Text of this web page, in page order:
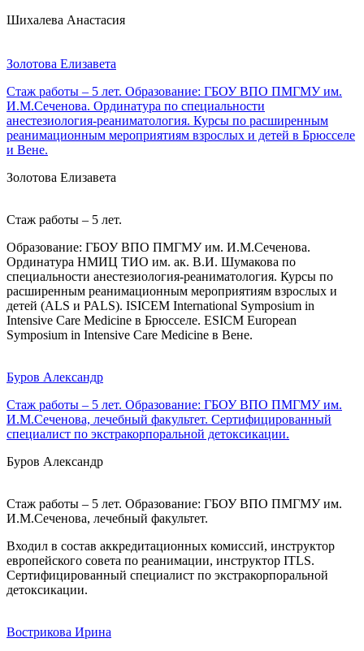
Шихалева Анастасия
Золотова Елизавета
Стаж работы – 5 лет. Образование: ГБОУ ВПО ПМГМУ им.
И.М.Сеченова. Ординатура по специальности
анестезиология-реаниматология. Курсы по расширенным
реанимационным мероприятиям взрослых и детей в Брюсселе
и Вене.
Золотова Елизавета
Стаж работы – 5 лет.
Образование: ГБОУ ВПО ПМГМУ им. И.М.Сеченова.
Ординатура НМИЦ ТИО им. ак. В.И. Шумакова по
специальности анестезиология-реаниматология. Курсы по
расширенным реанимационным мероприятиям взрослых и
детей (ALS и PALS). ISICEM International Symposium in
Intensive Care Medicine в Брюсселе. ESICM European
Symposium in Intensive Care Medicine в Вене.
Буров Александр
Стаж работы – 5 лет. Образование: ГБОУ ВПО ПМГМУ им.
И.М.Сеченова, лечебный факультет. Сертифицированный
специалист по экстракорпоральной детоксикации.
Буров Александр
Стаж работы – 5 лет. Образование: ГБОУ ВПО ПМГМУ им.
И.М.Сеченова, лечебный факультет.
Входил в состав аккредитационных комиссий, инструктор
европейского совета по реанимации, инструктор ITLS.
Сертифицированный специалист по экстракорпоральной
детоксикации.
Вострикова Ирина